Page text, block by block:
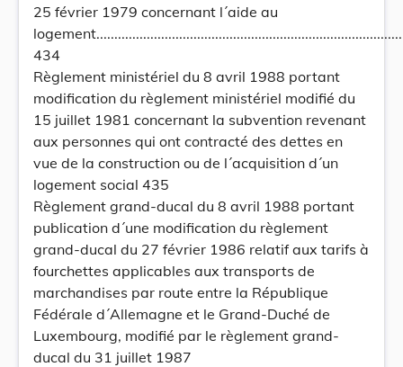
25 février 1979 concernant l´aide au
434
Règlement ministériel du 8 avril 1988 portant
modification du règlement ministériel modifié du
15 juillet 1981 concernant la subvention revenant
aux personnes qui ont contracté des dettes en
vue de la construction ou de l´acquisition d´un
logement social 435
Règlement grand-ducal du 8 avril 1988 portant
publication d´une modification du règlement
grand-ducal du 27 février 1986 relatif aux tarifs à
fourchettes applicables aux transports de
marchandises par route entre la République
Fédérale d´Allemagne et le Grand-Duché de
Luxembourg, modifié par le règlement grand-
ducal du 31 juillet 1987